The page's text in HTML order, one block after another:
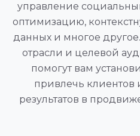
управление
оптимизацию,
данных и многое
отрасли и целевой
помогут вам
привлечь клиентов
результатов в